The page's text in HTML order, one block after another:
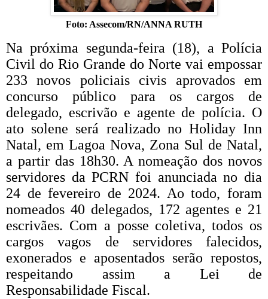
Foto: Assecom/RN/ANNA RUTH
Na próxima segunda-feira (18), a Polícia
Civil do Rio Grande do Norte vai empossar
233 novos policiais civis aprovados em
concurso público para os cargos de
delegado, escrivão e agente de polícia. O
ato solene será realizado no Holiday Inn
Natal, em Lagoa Nova, Zona Sul de Natal,
a partir das 18h30. A nomeação dos novos
servidores da PCRN foi anunciada no dia
24 de fevereiro de 2024. Ao todo, foram
nomeados 40 delegados, 172 agentes e 21
escrivães. Com a posse coletiva, todos os
cargos vagos de servidores falecidos,
exonerados e aposentados serão repostos,
respeitando assim a Lei de
Responsabilidade Fiscal.